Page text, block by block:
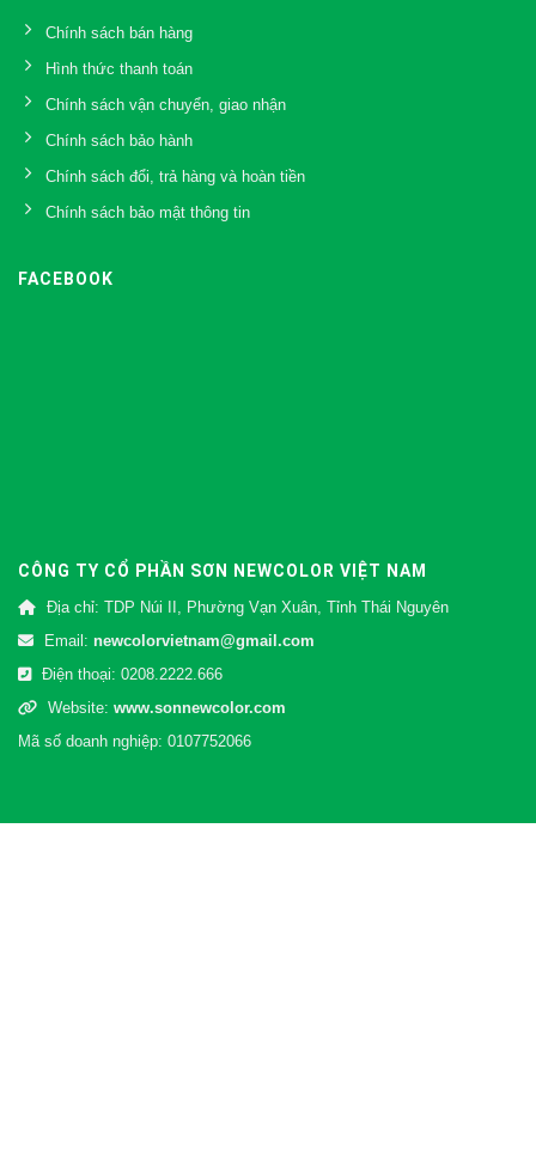
Chính sách bán hàng
Hình thức thanh toán
Chính sách vận chuyển, giao nhận
Chính sách bảo hành
Chính sách đổi, trả hàng và hoàn tiền
Chính sách bảo mật thông tin
FACEBOOK
CÔNG TY CỔ PHẦN SƠN NEWCOLOR VIỆT NAM
Địa chỉ: TDP Núi II, Phường Vạn Xuân, Tỉnh Thái Nguyên
Email: newcolorvietnam@gmail.com
Điện thoại: 0208.2222.666
Website: www.sonnewcolor.com
Mã số doanh nghiệp: 0107752066